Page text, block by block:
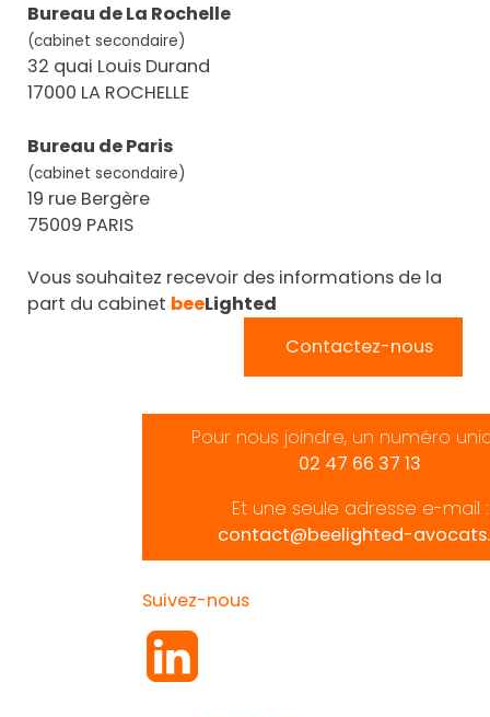
Bureau de La Rochelle
(cabinet secondaire)
32 quai Louis Durand
17000 LA ROCHELLE
Bureau de Paris
(cabinet secondaire)
19 rue Bergère
75009 PARIS
Vous souhaitez recevoir des informations de la
part du cabinet beeLighted
Contactez-nous
Pour nous joindre, un numéro
02 47 66 37 13
Et une seule adresse e-mail :
contact@beelighted-
Suivez-nous